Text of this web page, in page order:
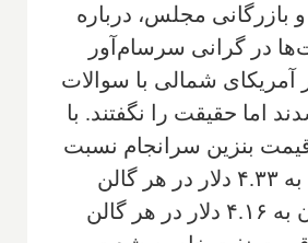
بازرگانی مجلس، درباره
در گرانی سرسام‌آور
آمریکای شمالی با سوالات
اما حقیقت را نگفتند. با
بنزین سرانجام نسبت
به ۱۱ مارس که به ۴.۳۳ دلار در هر گالن
رسیده بود اکنون به ۴.۱۶ دلار در هر گالن